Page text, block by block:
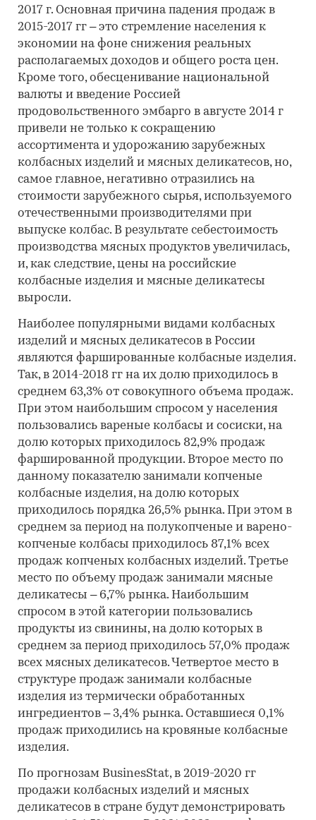
2017 г. Основная причина падения продаж в
2015-2017 гг – это стремление населения к
экономии на фоне снижения реальных
располагаемых доходов и общего роста цен.
Кроме того, обесценивание национальной
валюты и введение Россией
продовольственного эмбарго в августе 2014 г
привели не только к сокращению
ассортимента и удорожанию зарубежных
колбасных изделий и мясных деликатесов, но,
самое главное, негативно отразились на
стоимости зарубежного сырья, используемого
отечественными производителями при
выпуске колбас. В результате себестоимость
производства мясных продуктов увеличилась,
и, как следствие, цены на российские
колбасные изделия и мясные деликатесы
выросли.
Наиболее популярными видами колбасных
изделий и мясных деликатесов в России
являются фаршированные колбасные изделия.
Так, в 2014-2018 гг на их долю приходилось в
среднем 63,3% от совокупного объема продаж.
При этом наибольшим спросом у населения
пользовались вареные колбасы и сосиски, на
долю которых приходилось 82,9% продаж
фаршированной продукции. Второе место по
данному показателю занимали копченые
колбасные изделия, на долю которых
приходилось порядка 26,5% рынка. При этом в
среднем за период на полукопченые и варено-
копченые колбасы приходилось 87,1% всех
продаж копченых колбасных изделий. Третье
место по объему продаж занимали мясные
деликатесы – 6,7% рынка. Наибольшим
спросом в этой категории пользовались
продукты из свинины, на долю которых в
среднем за период приходилось 57,0% продаж
всех мясных деликатесов. Четвертое место в
структуре продаж занимали колбасные
изделия из термически обработанных
ингредиентов – 3,4% рынка. Оставшиеся 0,1%
продаж приходились на кровяные колбасные
изделия.
По прогнозам BusinesStat, в 2019-2020 гг
продажи колбасных изделий и мясных
деликатесов в стране будут демонстрировать